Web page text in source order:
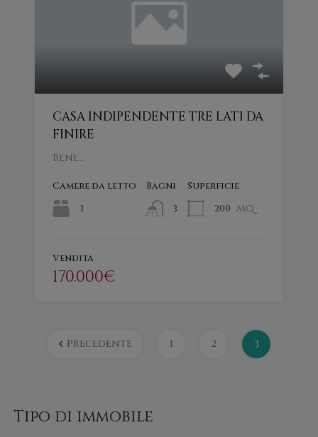
CASA INDIPENDENTE TRE LATI DA
FINIRE
Bene…
Camere da letto
3
Bagni
3
Superficie
200 mq
Vendita
170.000€
Precedente 1 2 3
Tipo di immobile